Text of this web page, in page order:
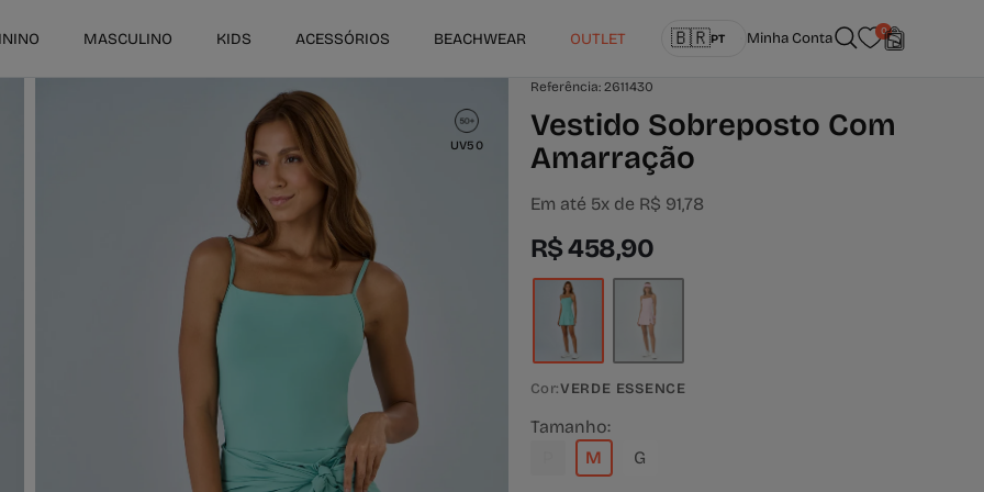
MASCULINO KIDS ACESSÓRIOS BEACHWEAR OUTLET Idioma
🇧🇷PT
português (Brasil)Minha Conta 0
UV50
Referência: 2611430
Vestido Sobreposto Com
Amarração
Em até 5x de R$ 91,78
R$ 458,90
Tamanho:
M G
Cor:VERDE ESSENCE